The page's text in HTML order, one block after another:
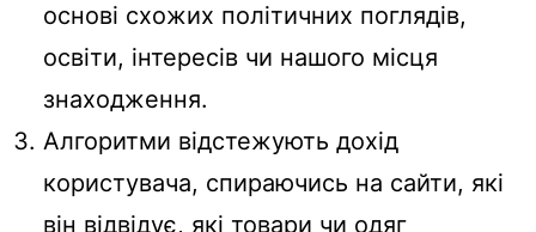
основі схожих політичних поглядів,
освіти, інтересів чи нашого місця
знаходження.
Алгоритми відстежують дохід
користувача, спираючись на сайти, які
він відвідує, які товари чи одяг